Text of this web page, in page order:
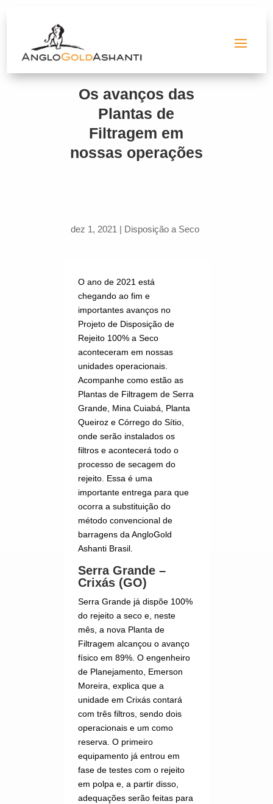
Os avanços das
Plantas de
Filtragem em
nossas operações
dez 1, 2021 | Disposição a Seco
O ano de 2021 está
chegando ao fim e
importantes avanços no
Projeto de Disposição de
Rejeito 100% a Seco
aconteceram em nossas
unidades operacionais.
Acompanhe como estão as
Plantas de Filtragem de Serra
Grande, Mina Cuiabá, Planta
Queiroz e Córrego do Sítio,
onde serão instalados os
filtros e acontecerá todo o
processo de secagem do
rejeito. Essa é uma
importante entrega para que
ocorra a substituição do
método convencional de
barragens da AngloGold
Ashanti Brasil.
Serra Grande –
Crixás (GO)
Serra Grande já dispõe 100%
do rejeito a seco e, neste
mês, a nova Planta de
Filtragem alcançou o avanço
físico em 89%. O engenheiro
de Planejamento, Emerson
Moreira, explica que a
unidade em Crixás contará
com três filtros, sendo dois
operacionais e um como
reserva. O primeiro
equipamento já entrou em
fase de testes com o rejeito
em polpa e, a partir disso,
adequações serão feitas para